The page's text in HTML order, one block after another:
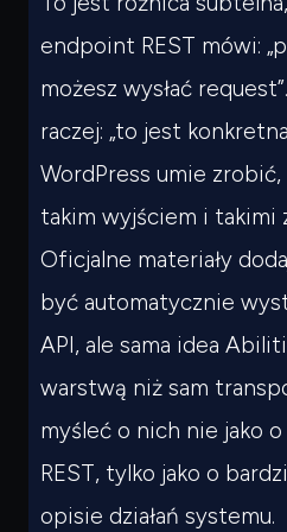
endpoint REST mówi:
możesz wysłać
raczej: „to jest
WordPress umie
takim wyjściem i takimi
Oficjalne materiały
być automatycznie
API, ale sama idea
warstwą niż sam
myśleć o nich nie jako
REST, tylko jako o
opisie działań systemu.